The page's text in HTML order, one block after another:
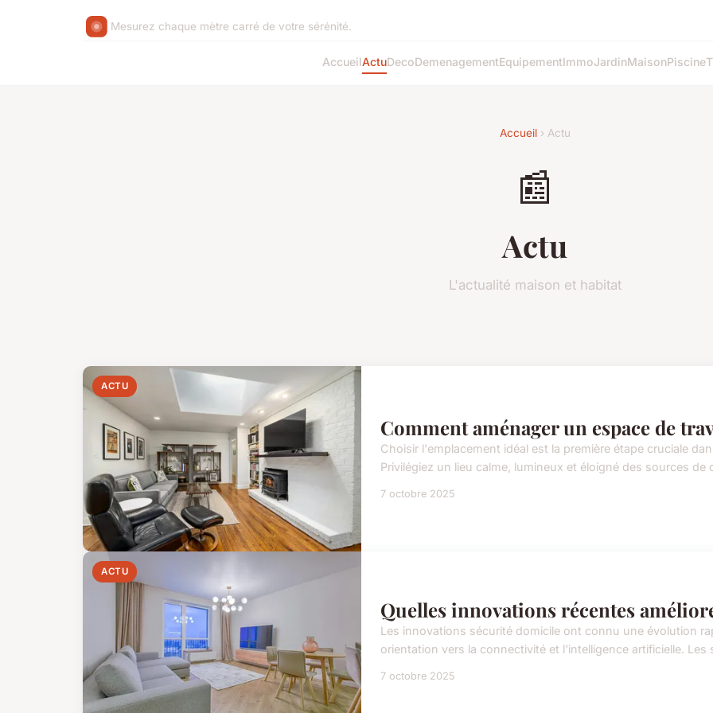
Mesurez chaque mètre carré de votre sérénité.
AccueilActuDecoDemenagementEquipementImmoJardinMaisonPiscine
Accueil› Actu
📰
Actu
L'actualité maison et habitat
ACTU
Comment aménager un espace de
Choisir l'emplacement idéal est la première étape cruciale
Privilégiez un lieu calme, lumineux et éloigné des sources
7 octobre 2025
ACTU
Quelles innovations récentes
Les innovations sécurité domicile ont connu une évolution
orientation vers la connectivité et l'intelligence artificielle.
7 octobre 2025